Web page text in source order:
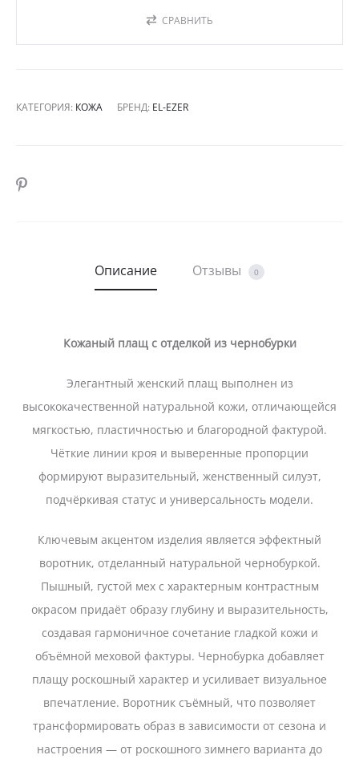
СРАВНИТЬ
КАТЕГОРИЯ: КОЖА БРЕНД: EL-EZER
SHARE
Описание Отзывы 0
Кожаный плащ с отделкой из чернобурки
Элегантный женский плащ выполнен из
высококачественной натуральной кожи, отличающейся
мягкостью, пластичностью и благородной фактурой.
Чёткие линии кроя и выверенные пропорции
формируют выразительный, женственный силуэт,
подчёркивая статус и универсальность модели.
Ключевым акцентом изделия является эффектный
воротник, отделанный натуральной чернобуркой.
Пышный, густой мех с характерным контрастным
окрасом придаёт образу глубину и выразительность,
создавая гармоничное сочетание гладкой кожи и
объёмной меховой фактуры. Чернобурка добавляет
плащу роскошный характер и усиливает визуальное
впечатление. Воротник съёмный, что позволяет
трансформировать образ в зависимости от сезона и
настроения — от роскошного зимнего варианта до